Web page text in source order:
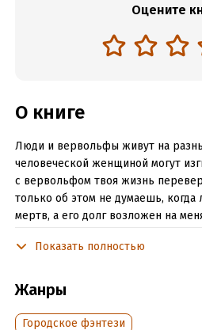
Оцените
О книге
Люди и вервольфы живут на
человеческой женщиной могут
с вервольфом твоя жизнь
только об этом не думаешь,
мертв, а его долг возложен на
до сих пор желает видеть меня
Показать полностью
Жанры
Городское фэнтези